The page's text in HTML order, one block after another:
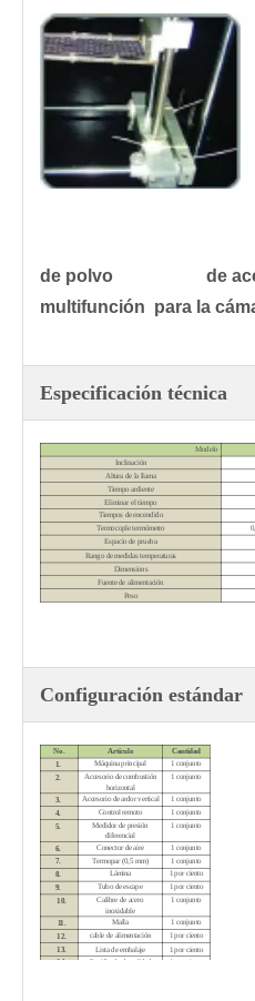
de polvo de
multifunción para la
Especificación técnica
Modelo
Inclinación
Altura de la llama
Tiempo ardiente
Eliminar el tiempo
Tiempos de encendido
Termocople termómetro
Espacio de prueba
Rango de medidas temperaturas
Dimensions
Fuente de alimentación
Peso
Configuración estándar
No. Artículo
Cantidad
Máquina principal
1 conjunto
2.
Accesorio de combustión
horizontal
1 conjunto
3. Accesorio de ardor vertical 1 conjunto
4. Control remoto 1 conjunto
5. Medidor de presión
diferencial
1 conjunto
6. Conector de aire 1 conjunto
7. Termopar (0,5 mm) 1 conjunto
8. Lámina 1 por ciento
9. Tubo de escape 1 por ciento
10.
Calibre de acero
inoxidable
1 conjunto
Malla
1 conjunto
12.
cable de alimentación
1 por ciento
13.
Lista de embalaje
1 por ciento
14.
Certificado de calidad
1 por ciento